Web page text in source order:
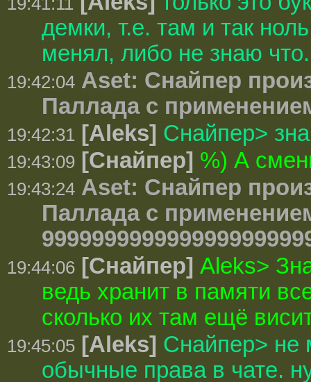
демки, т.е. там и так
менял, либо не знаю что.
19:42:04 Aset: Снайпер
Паллада с
19:42:31 [Aleks] Снайпер>
19:43:09 [Снайпер] %) А
19:43:24 Aset: Снайпер
Паллада с
19:44:06 [Снайпер] Aleks>
ведь хранит в памяти
сколько их там ещё
19:45:05 [Aleks] Снайпер> не
обычные права в чате.